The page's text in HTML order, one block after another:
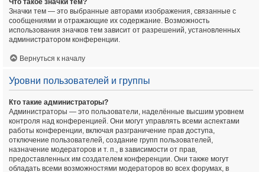
Что такое значки тем?
Значки тем — это выбранные авторами изображения, связанные с
сообщениями и отражающие их содержание. Возможность
использования значков тем зависит от разрешений, установленных
администратором конференции.
Вернуться к началу
Уровни пользователей и группы
Кто такие администраторы?
Администраторы — это пользователи, наделённые высшим уровнем
контроля над конференцией. Они могут управлять всеми аспектами
работы конференции, включая разграничение прав доступа,
отключение пользователей, создание групп пользователей,
назначение модераторов и т. п., в зависимости от прав,
предоставленных им создателем конференции. Они также могут
обладать всеми возможностями модераторов во всех форумах, в